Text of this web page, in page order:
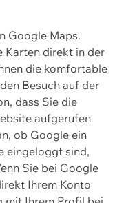
Google Maps.
Karten direkt in der
die komfortable
Besuch auf der
dass Sie die
aufgerufen
ob Google ein
eingeloggt sind,
Sie bei Google
Ihrem Konto